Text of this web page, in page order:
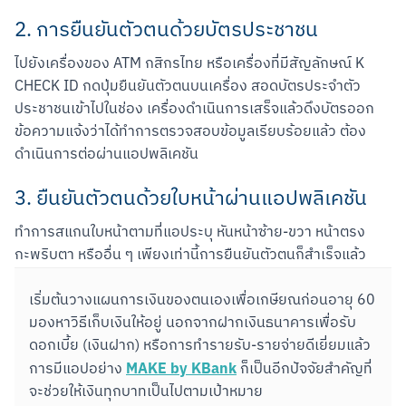
2. การยืนยันตัวตนด้วยบัตรประชาชน
ไปยังเครื่องของ ATM กสิกรไทย หรือเครื่องที่มีสัญลักษณ์ K
CHECK ID กดปุ่มยืนยันตัวตนบนเครื่อง สอดบัตรประจำตัว
ประชาชนเข้าไปในช่อง เครื่องดำเนินการเสร็จแล้วดึงบัตรออก
ข้อความแจ้งว่าได้ทำการตรวจสอบข้อมูลเรียบร้อยแล้ว ต้อง
ดำเนินการต่อผ่านแอปพลิเคชัน
3. ยืนยันตัวตนด้วยใบหน้าผ่านแอปพลิเคชัน
ทำการสแกนใบหน้าตามที่แอประบุ หันหน้าซ้าย-ขวา หน้าตรง
กะพริบตา หรืออื่น ๆ เพียงเท่านี้การยืนยันตัวตนก็สำเร็จแล้ว
เริ่มต้นวางแผนการเงินของตนเองเพื่อเกษียณก่อนอายุ 60
มองหาวิธีเก็บเงินให้อยู่ นอกจากฝากเงินธนาคารเพื่อรับ
ดอกเบี้ย (เงินฝาก) หรือการทำรายรับ-รายจ่ายดีเยี่ยมแล้ว
การมีแอปอย่าง MAKE by KBank ก็เป็นอีกปัจจัยสำคัญที่
จะช่วยให้เงินทุกบาทเป็นไปตามเป้าหมาย